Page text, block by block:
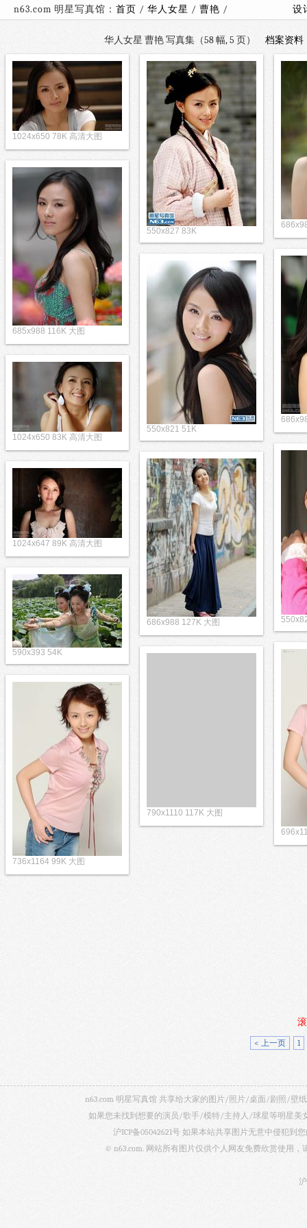
n63.com 明星写真馆： 首页 / 华人女星 / 曹艳 / 设
华人女星 曹艳 写真集（58 幅, 5 页） 档案资料
1024x650 78K 高清大图
550x827 83K
685x988 116K 大图
550x821 51K
1024x650 83K 高清大图
686x988 127K 大图
1024x647 89K 高清大图
590x393 54K
790x1110 117K 大图
736x1164 99K 大图
< 上一页 1
n63.com 明星写真馆 共享给大家的图片/照片/桌面/剧照/壁
如果您未找到想要的演员/歌手/模特/主持人/球星等明星美
沪ICP备05042621号 如果本站共享图片无意中侵犯到
© n63.com. 网站所有图片仅供个人网友免费欣赏使用